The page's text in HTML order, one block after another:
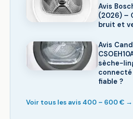
Avis
(2026) –
bruit et
Avis
sèche-
fiable ?
Voir tous les avis 400 – 600 € →